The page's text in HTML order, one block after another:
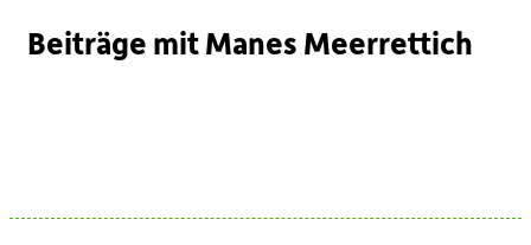
Beiträge mit Manes Meerrettich